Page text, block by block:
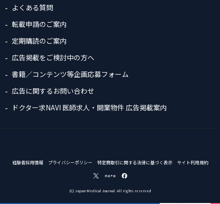
よくある質問
転載申請のご案内
定期購読のご案内
広告掲載をご検討中の方へ
書籍／コンテンツ等企画応募フォーム
広告に関するお問い合わせ
ドクター求NAVI 医師求人・開業物件 広告掲載案内
経験者採用情報 プライバシーポリシー 特定商取引に関する法律に基づく表示 サイト利用規約
(C) Japan Medical Journal. All rights reserved